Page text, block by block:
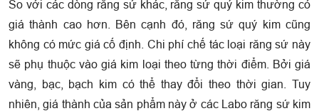
So với các dòng răng sứ khác, răng sứ quý kim thường có
giá thành cao hơn. Bên cạnh đó, răng sứ quý kim cũng
không có mức giá cố định. Chi phí chế tác loại răng sứ này
sẽ phụ thuộc vào giá kim loại theo từng thời điểm. Bởi giá
vàng, bạc, bạch kim có thể thay đổi theo thời gian. Tuy
nhiên, giá thành của sản phẩm này ở các Labo răng sứ kim